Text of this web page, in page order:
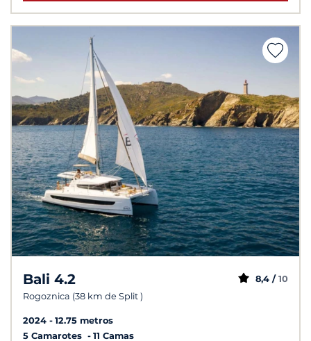
Bali 4.2
Rogoznica (38 km de Split )
8,4 / 10
2024
12.75 metros
5 Camarotes
11 Camas